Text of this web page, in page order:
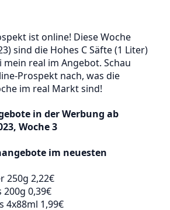
ist online! Diese Woche
sind die Hohes C Säfte (1 Liter)
real im Angebot. Schau
Prospekt nach, was die
im real Markt sind!
in der Werbung ab
Woche 3
im neuesten
250g 2,22€
0,39€
4x88ml 1,99€